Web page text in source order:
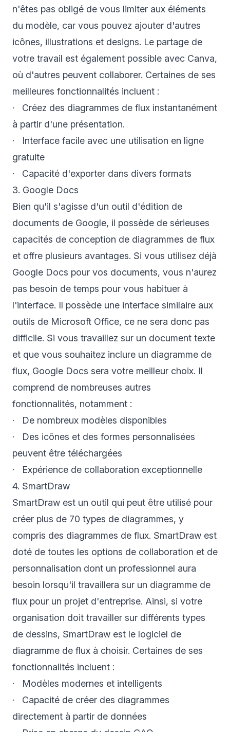
n'êtes pas obligé de vous limiter aux éléments
du modèle, car vous pouvez ajouter d'autres
icônes, illustrations et designs. Le partage de
votre travail est également possible avec Canva,
où d'autres peuvent collaborer. Certaines de ses
meilleures fonctionnalités incluent :
· Créez des diagrammes de flux instantanément
à partir d'une présentation.
· Interface facile avec une utilisation en ligne
gratuite
· Capacité d'exporter dans divers formats
3. Google Docs
Bien qu'il s'agisse d'un outil d'édition de
documents de Google, il possède de sérieuses
capacités de conception de diagrammes de flux
et offre plusieurs avantages. Si vous utilisez déjà
Google Docs pour vos documents, vous n'aurez
pas besoin de temps pour vous habituer à
l'interface. Il possède une interface similaire aux
outils de Microsoft Office, ce ne sera donc pas
difficile. Si vous travaillez sur un document texte
et que vous souhaitez inclure un diagramme de
flux, Google Docs sera votre meilleur choix. Il
comprend de nombreuses autres
fonctionnalités, notamment :
· De nombreux modèles disponibles
· Des icônes et des formes personnalisées
peuvent être téléchargées
· Expérience de collaboration exceptionnelle
4. SmartDraw
SmartDraw est un outil qui peut être utilisé pour
créer plus de 70 types de diagrammes, y
compris des diagrammes de flux. SmartDraw est
doté de toutes les options de collaboration et de
personnalisation dont un professionnel aura
besoin lorsqu'il travaillera sur un diagramme de
flux pour un projet d'entreprise. Ainsi, si votre
organisation doit travailler sur différents types
de dessins, SmartDraw est le logiciel de
diagramme de flux à choisir. Certaines de ses
fonctionnalités incluent :
· Modèles modernes et intelligents
· Capacité de créer des diagrammes
directement à partir de données